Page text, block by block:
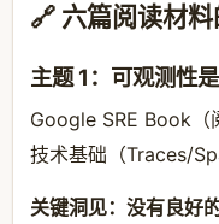
🔗 六篇阅读材
主题 1：可观测性
Google SRE Book（
技术基础（Traces/
关键洞见：没有良好